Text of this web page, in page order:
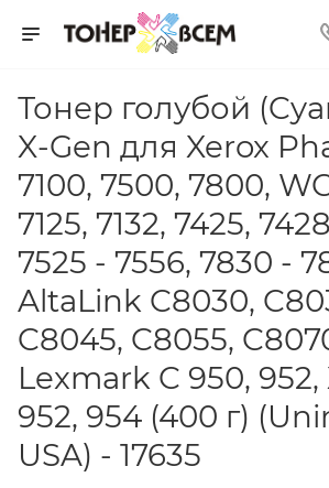
Тонер голубой
X-Gen для Xerox
7100, 7500, 7800,
7125, 7132, 7425,
7525 - 7556, 7830 -
AltaLink C8030,
C8045, C8055,
Lexmark C 950, 952,
952, 954 (400 г)
USA) - 17635